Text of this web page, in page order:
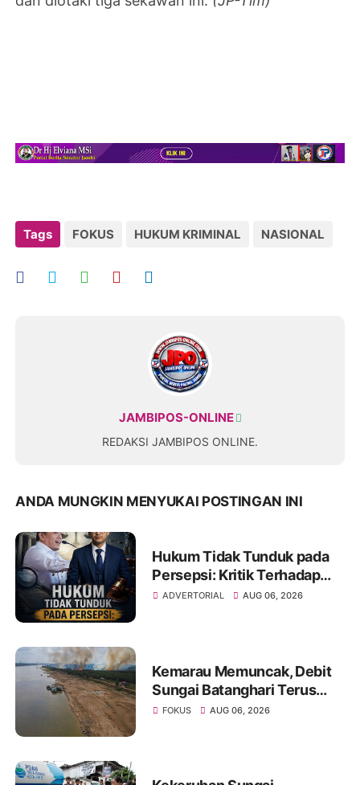
Tags FOKUS HUKUM KRIMINAL NASIONAL
JAMBIPOS-ONLINE
REDAKSI JAMBIPOS ONLINE.
ANDA MUNGKIN MENYUKAI POSTINGAN INI
Hukum Tidak Tunduk pada
Persepsi: Kritik Terhadap
Monopoli Kebenaran oleh
ADVERTORIAL AUG 06, 2026
Kemarau Memuncak, Debit
Sungai Batanghari Terus
Menyusut, Jambi Hadapi
FOKUS AUG 06, 2026